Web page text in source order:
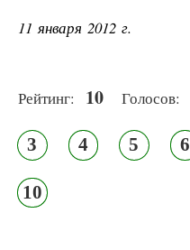
11 января 2012 г.
Рейтинг: 10 Голосов:
3 4 5 6
10